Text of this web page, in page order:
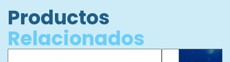
Productos
Relacionados